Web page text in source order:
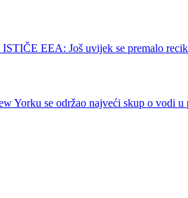
EEA: Još uvijek se premalo
se održao najveći skup o vodi u